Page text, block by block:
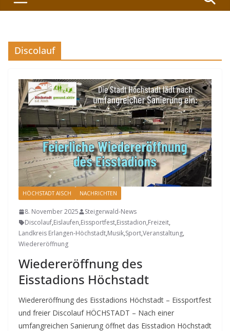
Discolauf
HÖCHSTADT AISCH NACHRICHTEN
8. November 2025
Steigerwald-News
Discolauf,Eislaufen,Eissportfest,Eisstadion,Freizeit,
Landkreis Erlangen-Höchstadt,Musik,Sport,Veranstaltung,
Wiedereröffnung
Wiedereröffnung des
Eisstadions Höchstadt
Wiedereröffnung des Eisstadions Höchstadt – Eissportfest
und freier Discolauf HÖCHSTADT – Nach einer
umfangreichen Sanierung öffnet das Eisstadion Höchstadt